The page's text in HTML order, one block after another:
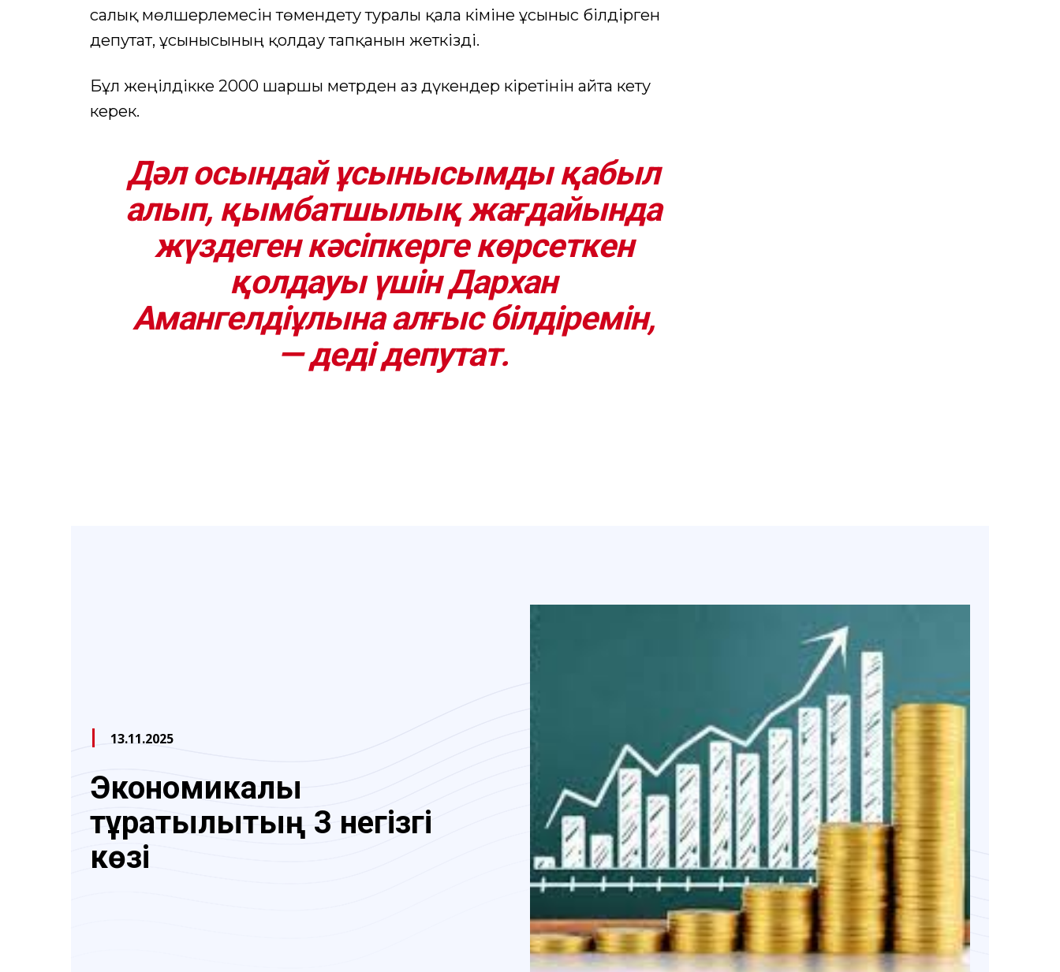
салық мөлшерлемесін төмендету туралы қала әкіміне ұсыныс білдірген
депутат, ұсынысының қолдау тапқанын жеткізді.
Бұл жеңілдікке 2000 шаршы метрден аз дүкендер кіретінін айта кету
керек.
Дәл осындай ұсынысымды қабыл
алып, қымбатшылық жағдайында
жүздеген кәсіпкерге көрсеткен
қолдауы үшін Дархан
Амангелдіұлына алғыс білдіремін,
— деді депутат.